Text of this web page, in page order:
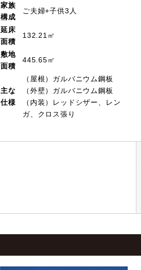
家族
構成
ご夫婦+子供3人
延床
面積
132.21㎡
敷地
面積
445.65㎡
主な
仕様
（屋根）ガルバニウム鋼板
（外壁）ガルバニウム鋼板
（内装）レッドシザー、レン
ガ、クロス張り